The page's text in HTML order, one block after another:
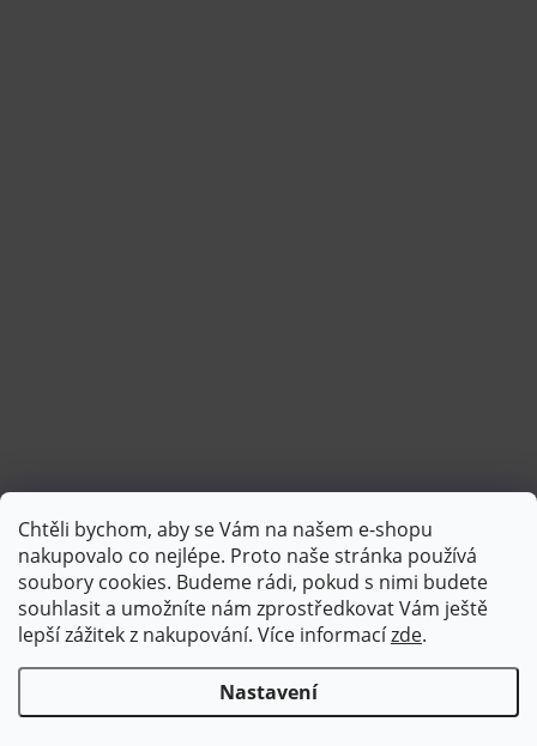
Chtěli bychom, aby se Vám na našem e-shopu
nakupovalo co nejlépe. Proto naše stránka používá
soubory cookies. Budeme rádi, pokud s nimi budete
souhlasit a umožníte nám zprostředkovat Vám ještě
lepší zážitek z nakupování. Více informacízde.
Nastavení
Sledovat na Instagramu
Copyright 2026Brotex | Kvalitní bytový textil. Všechna práva